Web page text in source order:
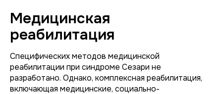
Медицинская
реабилитация
Специфических методов медицинской
реабилитации при синдроме Сезари не
разработано. Однако, комплексная реабилитация,
включающая медицинские, социально-